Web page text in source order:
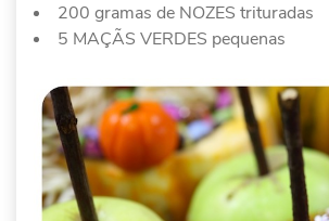
200 gramas de NOZES trituradas
5 MAÇÃS VERDES pequenas